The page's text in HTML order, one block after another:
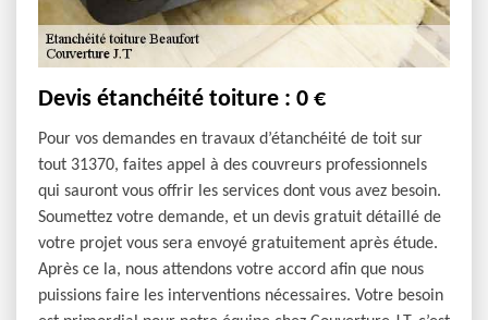
Devis étanchéité toiture : 0 €
Pour vos demandes en travaux d’étanchéité de toit sur
tout 31370, faites appel à des couvreurs professionnels
qui sauront vous offrir les services dont vous avez besoin.
Soumettez votre demande, et un devis gratuit détaillé de
votre projet vous sera envoyé gratuitement après étude.
Après ce la, nous attendons votre accord afin que nous
puissions faire les interventions nécessaires. Votre besoin